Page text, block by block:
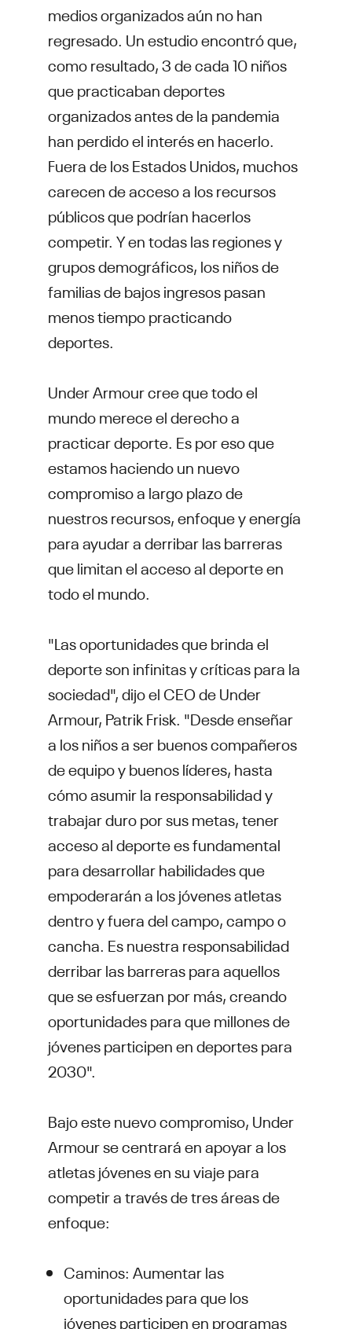
medios organizados aún no han
regresado. Un estudio encontró que,
como resultado, 3 de cada 10 niños
que practicaban deportes
organizados antes de la pandemia
han perdido el interés en hacerlo.
Fuera de los Estados Unidos, muchos
carecen de acceso a los recursos
públicos que podrían hacerlos
competir. Y en todas las regiones y
grupos demográficos, los niños de
familias de bajos ingresos pasan
menos tiempo practicando
deportes.
Under Armour cree que todo el
mundo merece el derecho a
practicar deporte. Es por eso que
estamos haciendo un nuevo
compromiso a largo plazo de
nuestros recursos, enfoque y energía
para ayudar a derribar las barreras
que limitan el acceso al deporte en
todo el mundo.
"Las oportunidades que brinda el
deporte son infinitas y críticas para la
sociedad", dijo el CEO de Under
Armour, Patrik Frisk. "Desde enseñar
a los niños a ser buenos compañeros
de equipo y buenos líderes, hasta
cómo asumir la responsabilidad y
trabajar duro por sus metas, tener
acceso al deporte es fundamental
para desarrollar habilidades que
empoderarán a los jóvenes atletas
dentro y fuera del campo, campo o
cancha. Es nuestra responsabilidad
derribar las barreras para aquellos
que se esfuerzan por más, creando
oportunidades para que millones de
jóvenes participen en deportes para
2030".
Bajo este nuevo compromiso, Under
Armour se centrará en apoyar a los
atletas jóvenes en su viaje para
competir a través de tres áreas de
enfoque:
Caminos: Aumentar las
oportunidades para que los
jóvenes participen en programas